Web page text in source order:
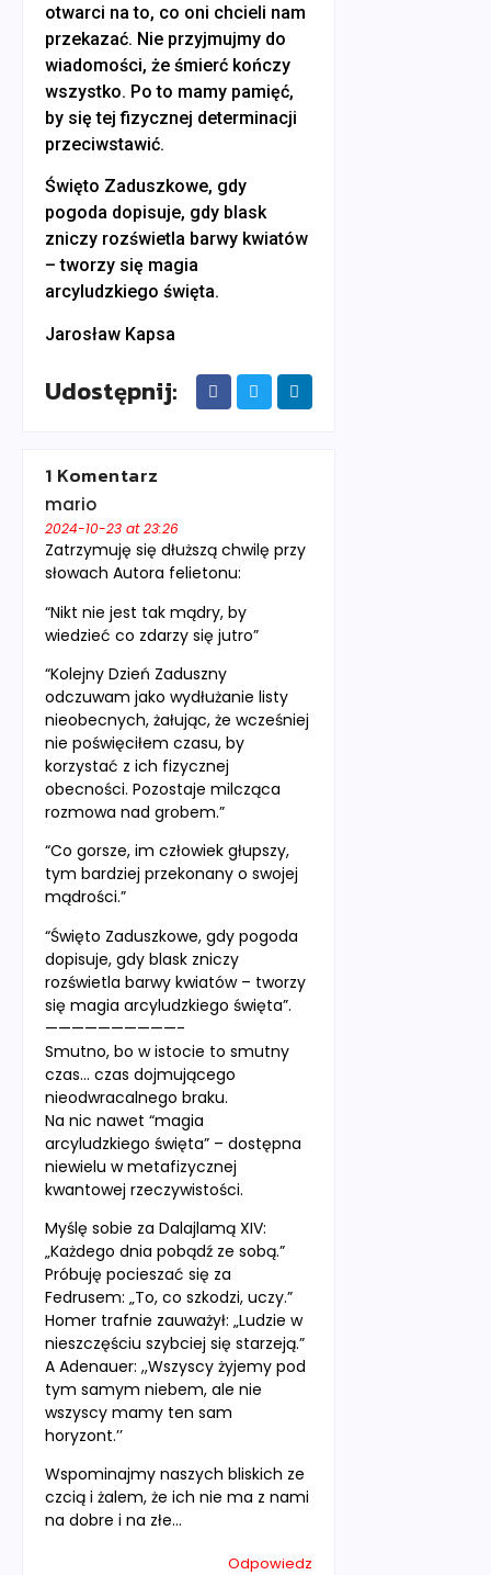
otwarci na to, co oni chcieli nam
przekazać. Nie przyjmujmy do
wiadomości, że śmierć kończy
wszystko. Po to mamy pamięć,
by się tej fizycznej determinacji
przeciwstawić.
Święto Zaduszkowe, gdy
pogoda dopisuje, gdy blask
zniczy rozświetla barwy kwiatów
– tworzy się magia
arcyludzkiego święta.
Jarosław Kapsa
Udostępnij:
1 Komentarz
mario
2024-10-23 at 23:26
Zatrzymuję się dłuższą chwilę przy
słowach Autora felietonu:
“Nikt nie jest tak mądry, by
wiedzieć co zdarzy się jutro”
“Kolejny Dzień Zaduszny
odczuwam jako wydłużanie listy
nieobecnych, żałując, że wcześniej
nie poświęciłem czasu, by
korzystać z ich fizycznej
obecności. Pozostaje milcząca
rozmowa nad grobem.”
“Co gorsze, im człowiek głupszy,
tym bardziej przekonany o swojej
mądrości.”
“Święto Zaduszkowe, gdy pogoda
dopisuje, gdy blask zniczy
rozświetla barwy kwiatów – tworzy
się magia arcyludzkiego święta”.
——————————-
Smutno, bo w istocie to smutny
czas… czas dojmującego
nieodwracalnego braku.
Na nic nawet “magia
arcyludzkiego święta” – dostępna
niewielu w metafizycznej
kwantowej rzeczywistości.
Myślę sobie za Dalajlamą XIV:
„Każdego dnia pobądź ze sobą.”
Próbuję pocieszać się za
Fedrusem: „To, co szkodzi, uczy.”
Homer trafnie zauważył: „Ludzie w
nieszczęściu szybciej się starzeją.”
A Adenauer: ,,Wszyscy żyjemy pod
tym samym niebem, ale nie
wszyscy mamy ten sam
horyzont.’’
Wspominajmy naszych bliskich ze
czcią i żalem, że ich nie ma z nami
na dobre i na złe…
Odpowiedz